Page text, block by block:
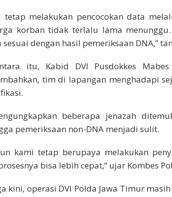
tetap melakukan pencocokan data
korban tidak terlalu lama
sesuai dengan hasil pemeriksaan DNA,”
itu, Kabid DVI Pusdokkes
tim di lapangan menghadapi
beberapa jenazah
pemeriksaan non-DNA menjadi sulit.
kami tetap berupaya melakukan
bisa lebih cepat,” ujar Kombes
kini, operasi DVI Polda Jawa Timur